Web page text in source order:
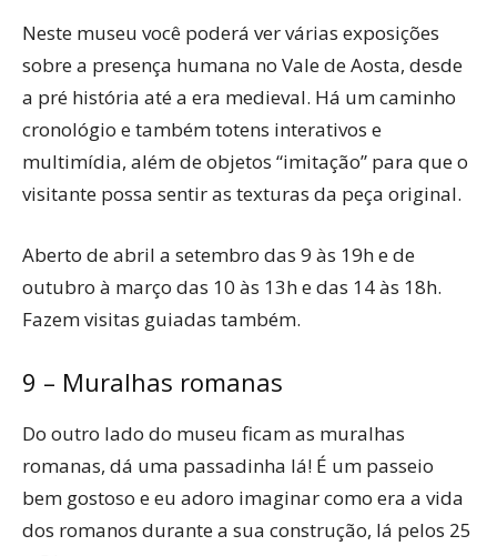
Neste museu você poderá ver várias exposições
sobre a presença humana no Vale de Aosta, desde
a pré história até a era medieval. Há um caminho
cronológio e também totens interativos e
multimídia, além de objetos “imitação” para que o
visitante possa sentir as texturas da peça original.
Aberto de abril a setembro das 9 às 19h e de
outubro à março das 10 às 13h e das 14 às 18h.
Fazem visitas guiadas também.
9 – Muralhas romanas
Do outro lado do museu ficam as muralhas
romanas, dá uma passadinha lá! É um passeio
bem gostoso e eu adoro imaginar como era a vida
dos romanos durante a sua construção, lá pelos 25